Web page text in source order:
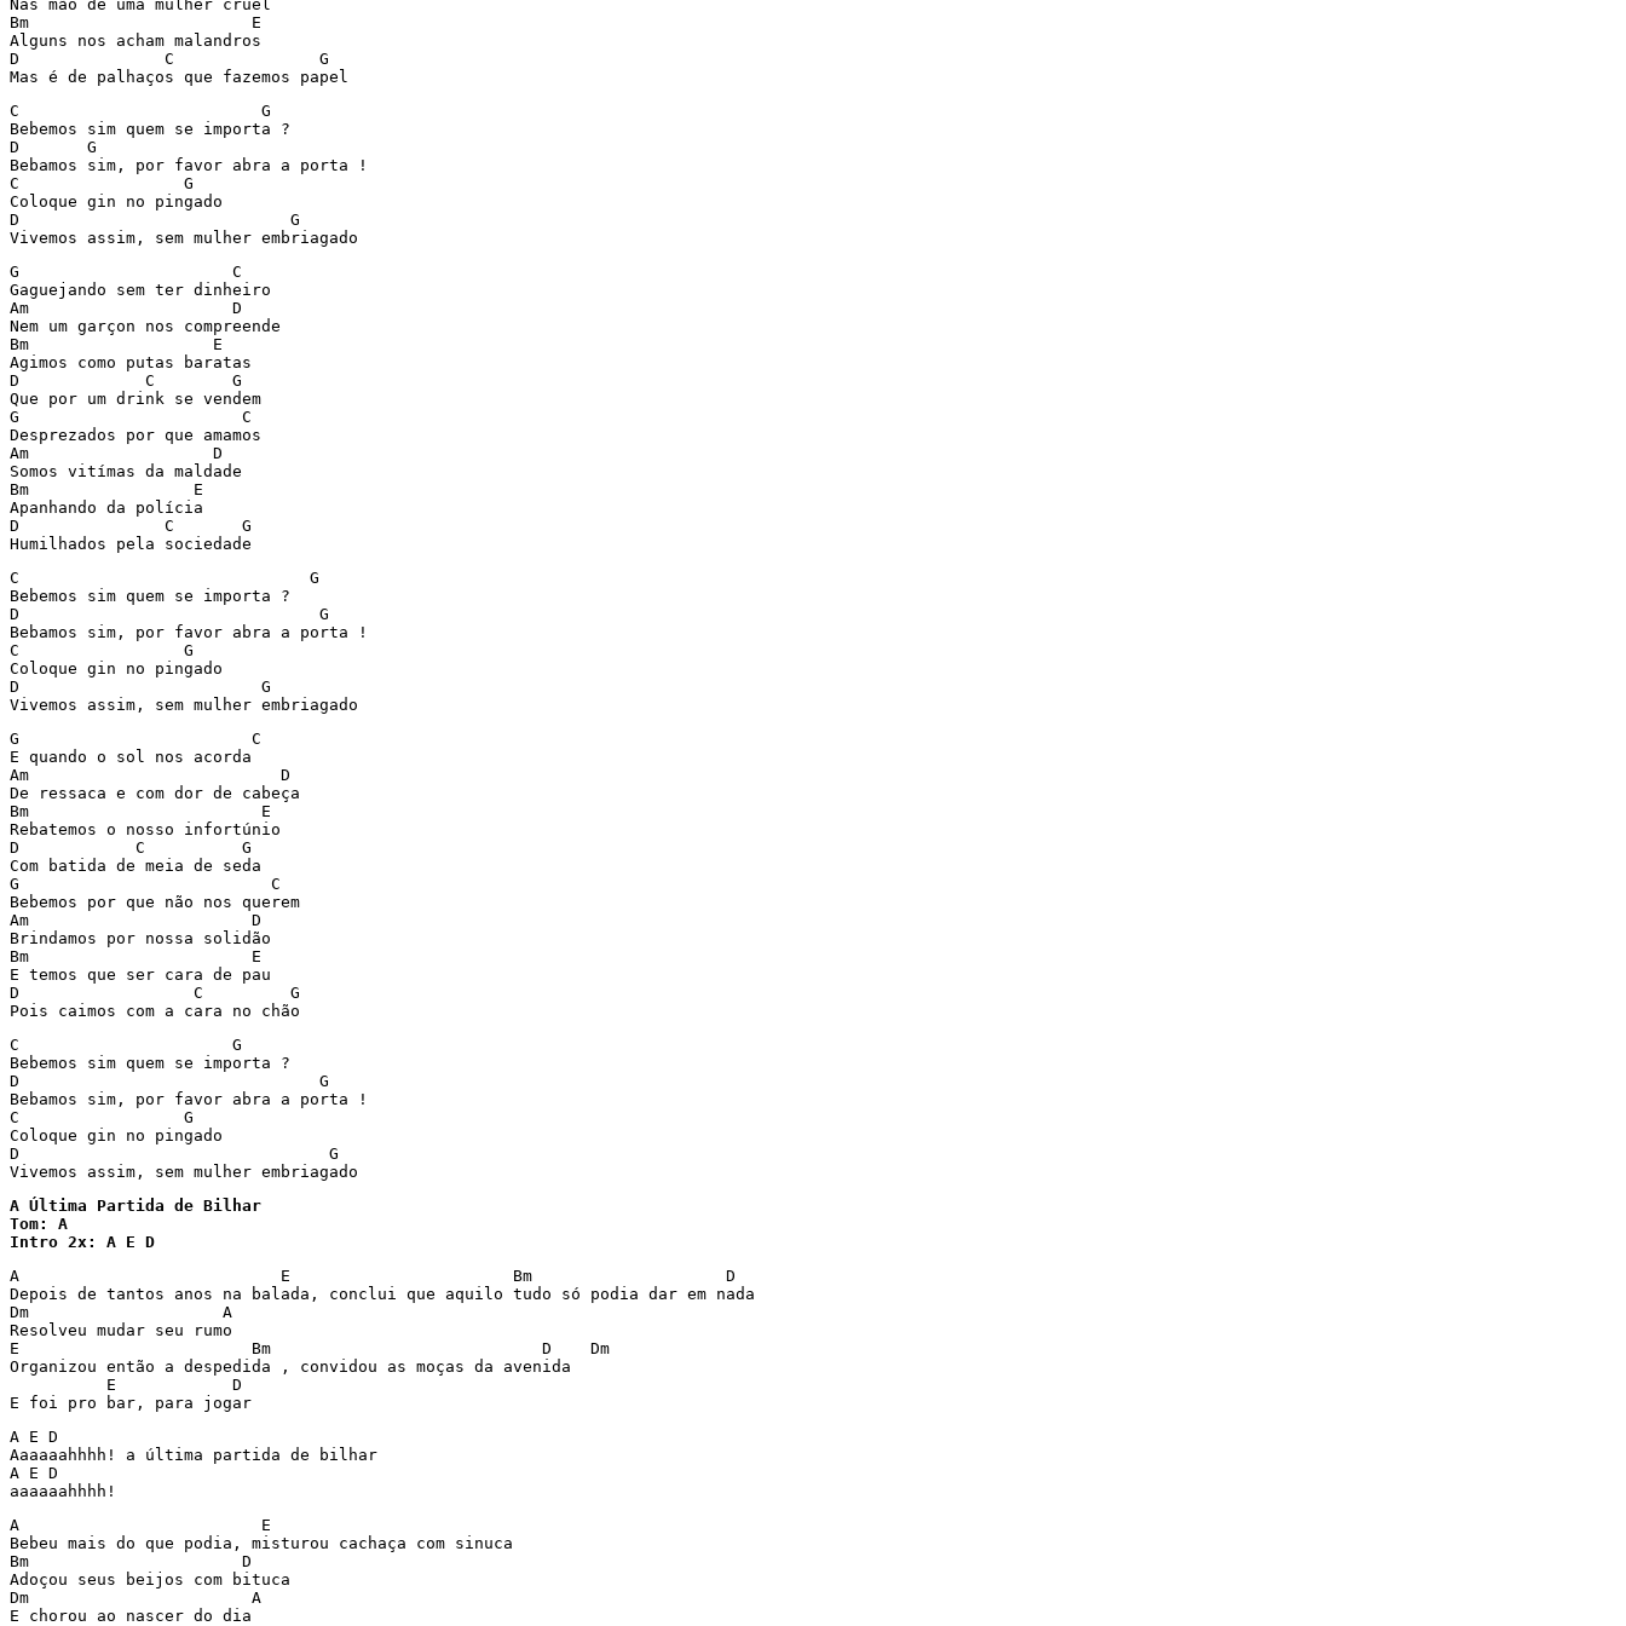
Nas mão de uma mulher cruel
Bm			 E
Alguns nos acham malandros
D		C		G
Mas é de palhaços que fazemos papel
C			  G
Bebemos sim quem se importa ?
D	G
Bebamos sim, por favor abra a porta !
C		  G
Coloque gin no pingado
D			     G
Vivemos assim, sem mulher embriagado
G                      C
Gaguejando sem ter dinheiro
Am                     D
Nem um garçon nos compreende
Bm                   E
Agimos como putas baratas
D             C        G
Que por um drink se vendem
G                       C
Desprezados por que amamos
Am                   D
Somos vitímas da maldade
Bm                 E
Apanhando da polícia
D               C       G
Humilhados pela sociedade
C			       G
Bebemos sim quem se importa ?
D				G
Bebamos sim, por favor abra a porta !
C		  G
Coloque gin no pingado
D			  G
Vivemos assim, sem mulher embriagado
G                        C
E quando o sol nos acorda
Am                          D
De ressaca e com dor de cabeça
Bm                        E
Rebatemos o nosso infortúnio
D            C          G
Com batida de meia de seda
G                          C
Bebemos por que não nos querem
Am                       D
Brindamos por nossa solidão
Bm                       E
E temos que ser cara de pau
D                  C         G
Pois caimos com a cara no chão
C		       G
Bebemos sim quem se importa ?
D				G
Bebamos sim, por favor abra a porta !
C		  G
Coloque gin no pingado
D	         	         G
Vivemos assim, sem mulher embriagado
A Última Partida de Bilhar
Tom: A
Intro 2x: A E D
A                           E                       Bm                    D
Depois de tantos anos na balada, conclui que aquilo tudo só podia dar em nada
Dm                    A
Resolveu mudar seu rumo
E                        Bm                            D    Dm
Organizou então a despedida , convidou as moças da avenida
          E            D
E foi pro bar, para jogar
A E D
Aaaaaahhhh! a última partida de bilhar
A E D
aaaaaahhhh!
A                         E
Bebeu mais do que podia, misturou cachaça com sinuca
Bm                      D
Adoçou seus beijos com bituca
Dm                       A
E chorou ao nascer do dia